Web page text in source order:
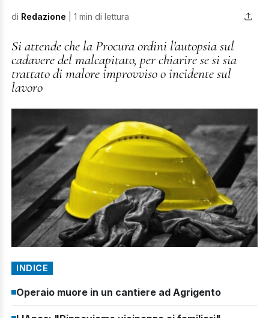
di Redazione | 1 min di lettura
Si attende che la Procura ordini l'autopsia sul
cadavere del malcapitato, per chiarire se si sia
trattato di malore improvviso o incidente sul
lavoro
INDICE
Operaio muore in un cantiere ad Agrigento